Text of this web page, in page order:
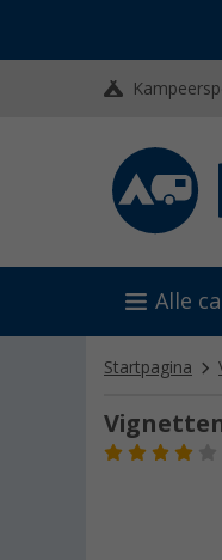
Alle
Startpagina